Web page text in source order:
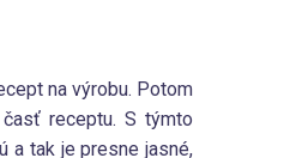
na výrobu. Potom
receptu. S týmto
a tak je presne jasné,